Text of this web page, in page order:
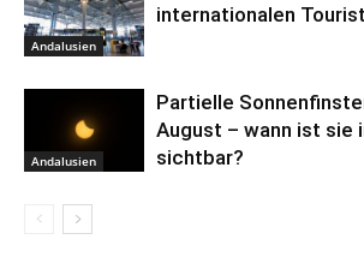
Andalusien
internationalen
Andalusien
Partielle
August – wann ist sie
sichtbar?